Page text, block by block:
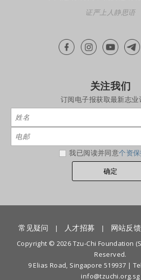
证严上人静思语
关注我们
订阅电子报获取最新志业
我已阅读并同意个资
常见疑问 | 人才招募 | 网站反馈
Copyright © 2026 Tzu-Chi Foundation
Reserved.
9 Elias Road, Singapore 519937 |
info@tzuchi.org.sg